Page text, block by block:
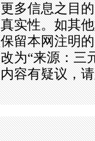
多信息之目
实性。如其
留本网注明
为“来源：三
容有疑议，